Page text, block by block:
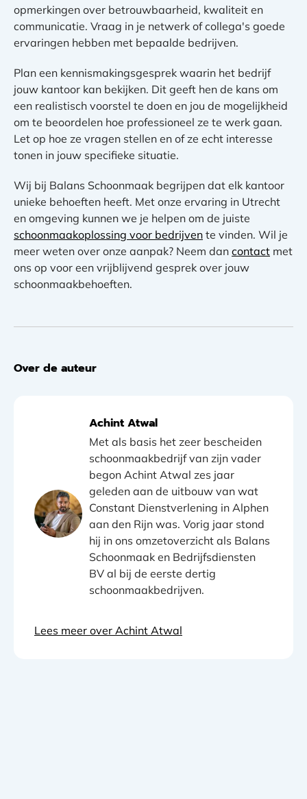
opmerkingen over betrouwbaarheid, kwaliteit en
communicatie. Vraag in je netwerk of collega's goede
ervaringen hebben met bepaalde bedrijven.
Plan een kennismakingsgesprek waarin het bedrijf
jouw kantoor kan bekijken. Dit geeft hen de kans om
een realistisch voorstel te doen en jou de mogelijkheid
om te beoordelen hoe professioneel ze te werk gaan.
Let op hoe ze vragen stellen en of ze echt interesse
tonen in jouw specifieke situatie.
Wij bij Balans Schoonmaak begrijpen dat elk kantoor
unieke behoeften heeft. Met onze ervaring in Utrecht
en omgeving kunnen we je helpen om de juiste
schoonmaakoplossing voor bedrijven te vinden. Wil je
meer weten over onze aanpak? Neem dan contact met
ons op voor een vrijblijvend gesprek over jouw
schoonmaakbehoeften.
Over de auteur
Achint Atwal
Met als basis het zeer bescheiden
schoonmaakbedrijf van zijn vader
begon Achint Atwal zes jaar
geleden aan de uitbouw van wat
Constant Dienstverlening in Alphen
aan den Rijn was. Vorig jaar stond
hij in ons omzetoverzicht als Balans
Schoonmaak en Bedrijfsdiensten
BV al bij de eerste dertig
schoonmaakbedrijven.
Lees meer over Achint Atwal